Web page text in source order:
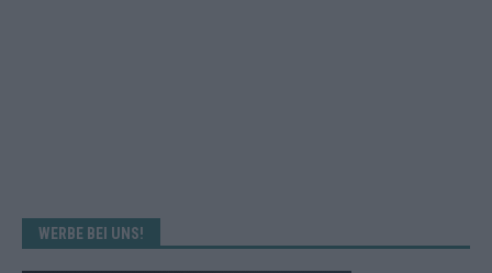
WERBE BEI UNS!